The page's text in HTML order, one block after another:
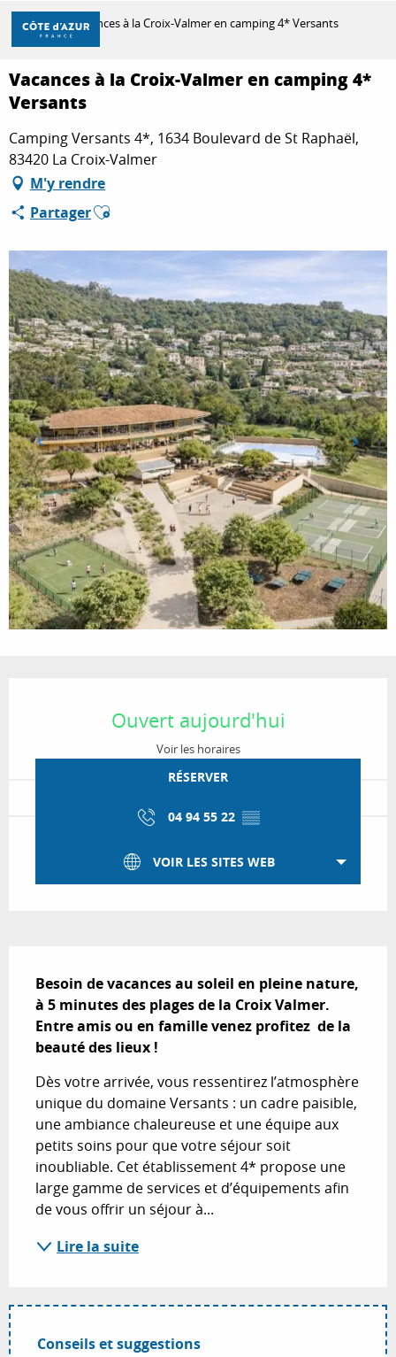
Aller
contenu
principal
DÉCOUVRIR
À FAIRE
SÉJOURNER
Accueil Vacances à la Croix-Valmer en camping 4* Versants
Vacances à la Croix-Valmer en camping 4*
Versants
Camping Versants 4*, 1634 Boulevard de St Raphaël,
83420 La Croix-Valmer
M'y rendre
PartagerAjouter aux favoris
Ouvert aujourd'hui
Voir les horaires
RÉSERVER
04 94 55 22 ▒▒
VOIR LES SITES WEB
Besoin de vacances au soleil en pleine nature,
à 5 minutes des plages de la Croix Valmer.
Entre amis ou en famille venez profitez  de la
beauté des lieux !
Dès votre arrivée, vous ressentirez l’atmosphère
unique du domaine Versants : un cadre paisible,
une ambiance chaleureuse et une équipe aux
petits soins pour que votre séjour soit
inoubliable. Cet établissement 4* propose une
large gamme de services et d’équipements afin
de vous offrir un séjour à...
Lire la suite
Conseils et suggestions